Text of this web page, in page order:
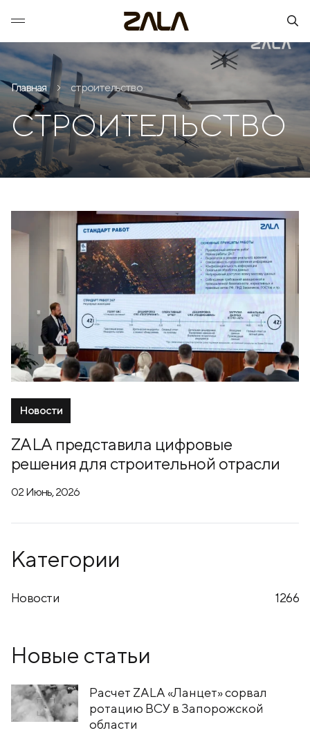
Главная строительство
СТРОИТЕЛЬСТВО
Новости
ZALA представила цифровые
решения для строительной отрасли
02 Июнь, 2026
Категории
Новости 1266
Новые статьи
Расчет ZALA «Ланцет» сорвал
ротацию ВСУ в Запорожской
области